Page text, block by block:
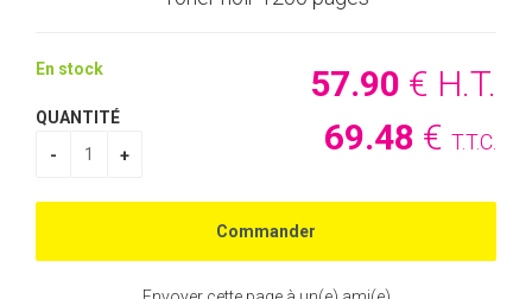
57.90 € H.T.
69.48 € T.T.C.
En stock
QUANTITÉ